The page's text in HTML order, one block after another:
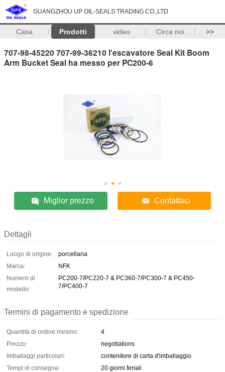
GUANGZHOU UP OIL-SEALS TRADING CO.,LTD
Casa Prodotti video Circa noi >>
707-98-45220 707-99-36210 l'escavatore Seal Kit Boom
Arm Bucket Seal ha messo per PC200-6
Miglior prezzo Contattaci
Dettagli
Luogo di origine:
porcellana
Marca:
NFK
Numero di
modello:
PC200-7/PC220-7 & PC360-7/PC300-7 & PC450-
7/PC400-7
Termini di pagamento e spedizione
Quantità di ordine minimo:
4
Prezzo:
negotiations
Imballaggi particolari:
contenitore di carta d'imballaggio
Tempi di consegna:
20 giorni feriali